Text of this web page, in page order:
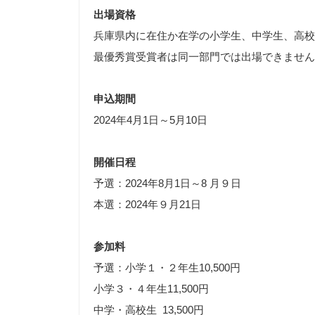
出場資格
兵庫県内に在住か在学の小学生、中学生、高
最優秀賞受賞者は同一部門では出場できません
申込期間
2024年4月1日～5月10日
開催日程
予選：2024年8月1日～8 月９日
本選：2024年９月21日
参加料
予選：小学１・２年生10,500円
小学３・４年生11,500円
中学・高校生 13,500円